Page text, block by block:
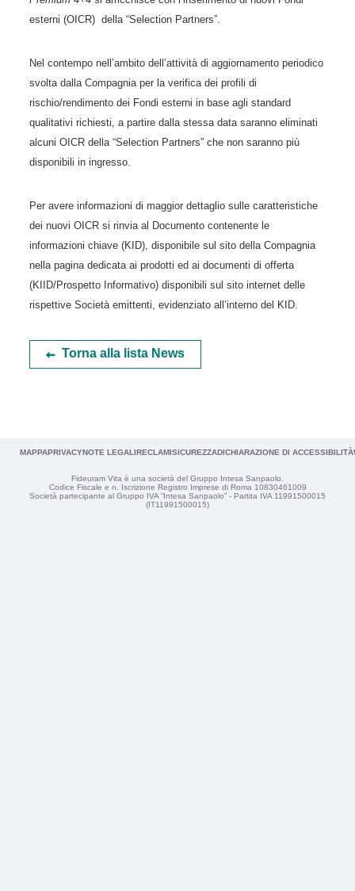
esterni (OICR) della “Selection Partners”.
Nel contempo nell’ambito dell’attività di aggiornamento periodico
svolta dalla Compagnia per la verifica dei profili di
rischio/rendimento dei Fondi esterni in base agli standard
qualitativi richiesti, a partire dalla stessa data saranno eliminati
alcuni OICR della “Selection Partners” che non saranno più
disponibili in ingresso.
Per avere informazioni di maggior dettaglio sulle caratteristiche
dei nuovi OICR si rinvia al Documento contenente le
informazioni chiave (KID), disponibile sul sito della Compagnia
nella pagina dedicata ai prodotti ed ai documenti di offerta
(KIID/Prospetto Informativo) disponibili sul sito internet delle
rispettive Società emittenti, evidenziato all’interno del KID.
Torna alla lista News
MAPPAPRIVACYNOTE LEGALIRECLAMISICUREZZADICHIARAZIONE DI ACCESSIBILITÀ
Fideuram Vita è una società del Gruppo Intesa Sanpaolo.
Codice Fiscale e n. Iscrizione Registro Imprese di Roma 10830461009
Società partecipante al Gruppo IVA “Intesa Sanpaolo” - Partita IVA 11991500015
(IT11991500015)